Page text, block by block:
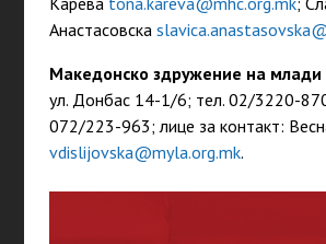
Анастасовска
Македонско здружение на млади
ул. Донбас 14-1/6; тел. 02/3220-
072/223-963; лице за контакт:
vdislijovska@myla.org.mk.